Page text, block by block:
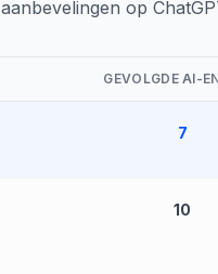
aanbevelingen op
GEVOLGDE AI-
7
10